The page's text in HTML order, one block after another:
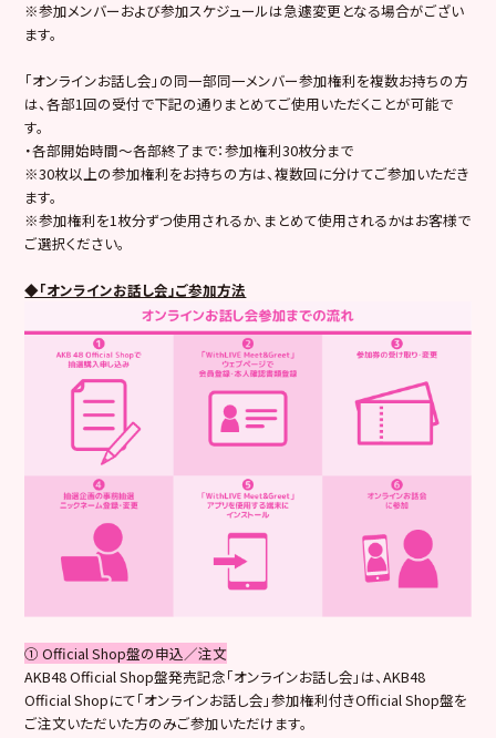
※参加メンバーおよび参加スケジュールは急遽変更となる場合がござい
ます。
「オンラインお話し会」の同一部同一メンバー参加権利を複数お持ちの方
は、各部1回の受付で下記の通りまとめてご使用いただくことが可能で
す。
・各部開始時間～各部終了まで：参加権利30枚分まで
※30枚以上の参加権利をお持ちの方は、複数回に分けてご参加いただき
ます。
※参加権利を1枚分ずつ使用されるか、まとめて使用されるかはお客様で
ご選択ください。
◆「オンラインお話し会」ご参加方法
① Official Shop盤の申込／注文
AKB48 Official Shop盤発売記念「オンラインお話し会」は、AKB48
Official Shopにて「オンラインお話し会」参加権利付きOfficial Shop盤を
ご注文いただいた方のみご参加いただけます。